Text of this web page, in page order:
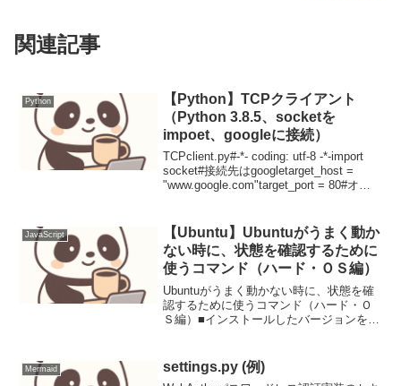
関連記事
Python
【Python】TCPクライアント
（Python 3.8.5、socketを
impoet、googleに接続）
TCPclient.py#-*- coding: utf-8 -*-import
socket#接続先はgoogletarget_host =
"www.google.com"target_port = 80#オブ
JavaScript
【Ubuntu】Ubuntuがうまく動か
ない時に、状態を確認するために
使うコマンド（ハード・ＯＳ編）
Ubuntuがうまく動かない時に、状態を確
認するために使うコマンド（ハード・Ｏ
Ｓ編）■インストールしたバージョンを確
available....
Mermaid settings.py (例)